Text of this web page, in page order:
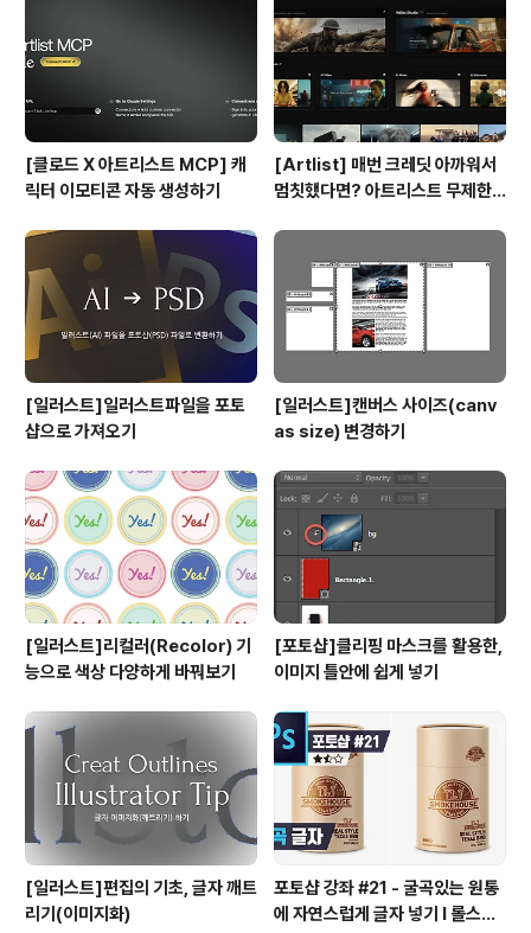
[클로드 X 아트리스트 MCP] 캐
릭터 이모티콘 자동 생성하기
[Artlist] 매번 크레딧 아까워서
멈칫했다면? 아트리스트 무제한
[일러스트]일러스트파일을 포토
샵으로 가져오기
[일러스트]캔버스 사이즈(canv
as size) 변경하기
[일러스트]리컬러(Recolor) 기
능으로 색상 다양하게 바꿔보기
[포토샵]클리핑 마스크를 활용한,
이미지 틀안에 쉽게 넣기
[일러스트]편집의 기초, 글자 깨트
리기(이미지화)
포토샵 강좌 #21 - 굴곡있는 원통
에 자연스럽게 글자 넣기 I 롤스토